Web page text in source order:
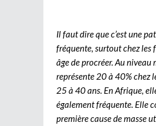
Il faut dire que c’est une
fréquente, surtout chez les
âge de procréer. Au niveau
représente 20 à 40% chez
25 à 40 ans. En Afrique,
également fréquente. Elle
première cause de masse